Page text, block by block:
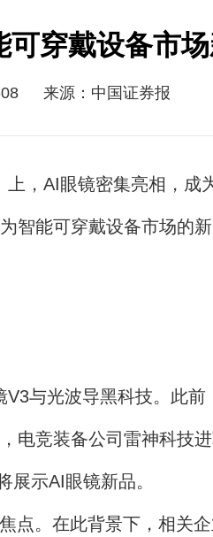
穿戴设备市
来源：中国证券报
，AI眼镜密集亮相，成
能可穿戴设备市场的
光波导黑科技。此前
电竞装备公司雷神科技
示AI眼镜新品。
。在此背景下，相关